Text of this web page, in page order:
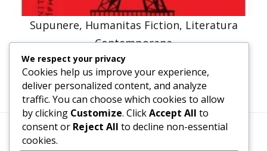
Supunere, Humanitas Fiction, Literatura
Contemporana
47,57lei
Termeni, Condiții & Protecția Datelor (GDPR)
We respect your privacy
Cookies help us improve your experience,
deliver personalized content, and analyze
traffic. You can choose which cookies to allow
by clicking Customize. ClickAccept All to
consent or Reject All to decline non-essential
cookies.